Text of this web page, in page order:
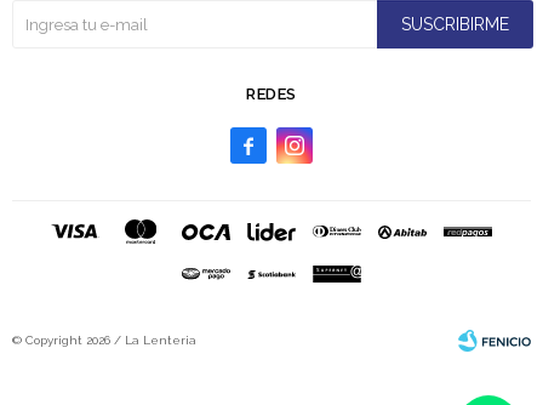
REDES
 
SUSCRIBIRME
© Copyright 2026 / La Lenteria